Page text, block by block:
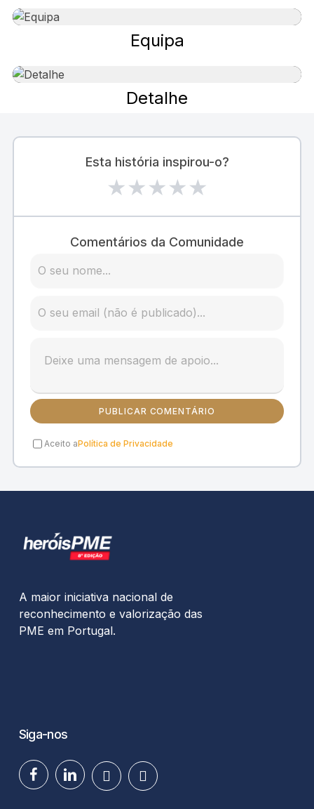
Equipa
Detalhe
Esta história inspirou-o?
★★★★★
Comentários da Comunidade
PUBLICAR COMENTÁRIO
Aceito aPolítica de Privacidade
A maior iniciativa nacional de
reconhecimento e valorização das
PME em Portugal.
Siga-nos
facebooklinkedin youtubeinstagram